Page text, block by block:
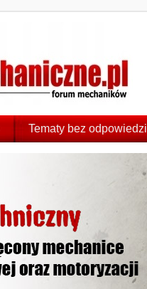
Tematy bez odpowiedzi